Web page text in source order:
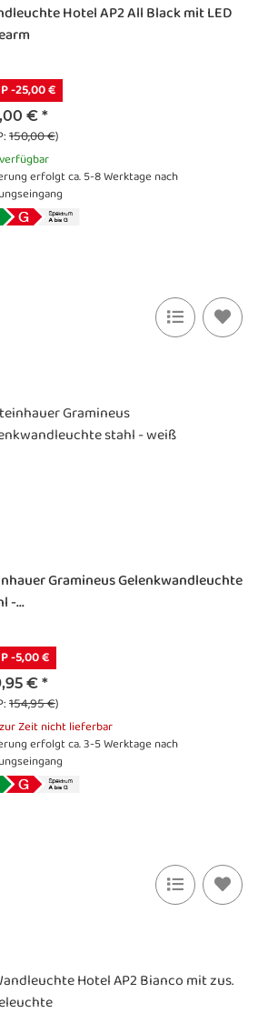
Hotel AP2 All Black mit LED
-25,00 €
€ *
150,00 €)
verfügbar
erfolgt ca. 5-8 Werktage nach
Gramineus Gelenkwandleuchte
-...
-5,00 €
€ *
154,95 €)
zur Zeit nicht lieferbar
erfolgt ca. 3-5 Werktage nach